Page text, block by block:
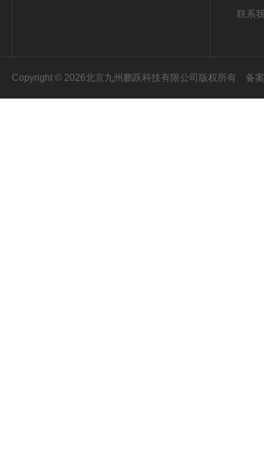
联系
Copyright © 2026北京九州鹏跃科技有限公司版权所有 备